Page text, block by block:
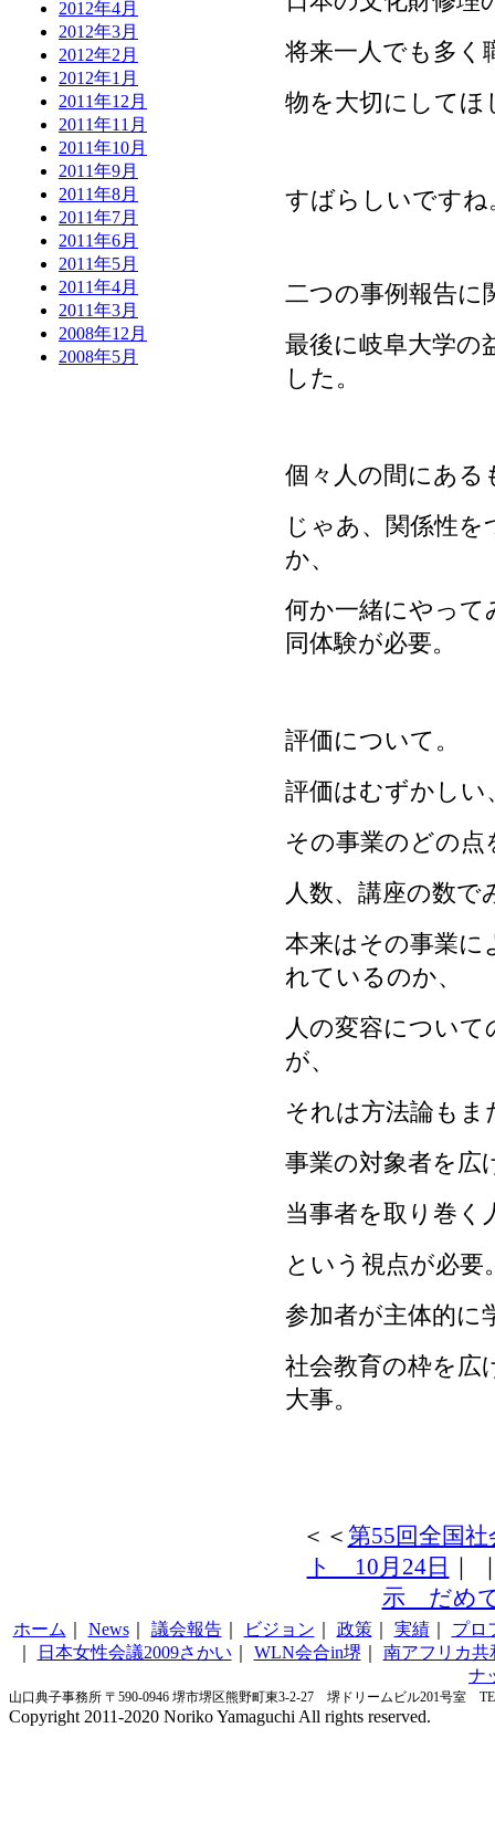
2012年4月
2012年3月
2012年2月
2012年1月
2011年12月
2011年11月
2011年10月
2011年9月
2011年8月
2011年7月
2011年6月
2011年5月
2011年4月
2011年3月
2008年12月
2008年5月
将来一人でも多く
物を大切にしてほ
すばらしいですね
二つの事例報告に
最後に岐阜大学の
した。
個々人の間にある
じゃあ、関係性
か、
何か一緒にやって
同体験が必要。
評価について。
評価はむずかしい
その事業のどの
人数、講座の数
本来はその事業に
れているのか、
人の変容につい
が、
それは方法論も
事業の対象者を広
当事者を取り巻
という視点が必要
参加者が主体的に
社会教育の枠を広
大事。
＜＜ 第55回全国
ト 10月24日
示 だめ
ホーム News｜ 議会報告｜ ビジョン 政策｜ 実績｜ プロ
日本女性会議2009さかい WLN会合in堺
南アフリカ共
ナ
山口典子事務所 〒590-0946 堺市堺区熊野町東3-2-27 堺ドリームビル201号室
Copyright 2011-2020 Noriko Yamaguchi All rights reserved.